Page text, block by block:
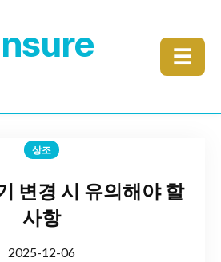
☰
상조
변경 시 유의해야 할
사항
2025-12-06